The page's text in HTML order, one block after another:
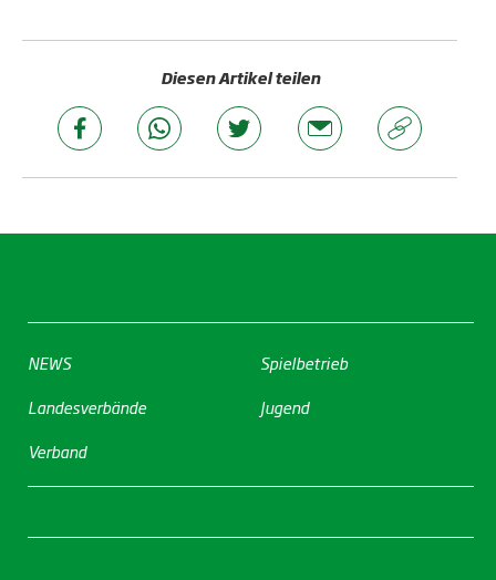
Diesen Artikel teilen
NEWS
Landesverbände
Verband
Spielbetrieb
Jugend